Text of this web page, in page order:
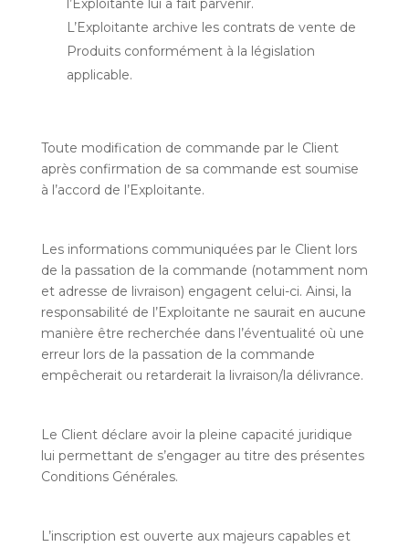
l’Exploitante lui a fait parvenir.
L’Exploitante archive les contrats de vente de
Produits conformément à la législation
applicable.
Toute modification de commande par le Client
après confirmation de sa commande est soumise
à l’accord de l’Exploitante.
Les informations communiquées par le Client lors
de la passation de la commande (notamment nom
et adresse de livraison) engagent celui-ci. Ainsi, la
responsabilité de l’Exploitante ne saurait en aucune
manière être recherchée dans l’éventualité où une
erreur lors de la passation de la commande
empêcherait ou retarderait la livraison/la délivrance.
Le Client déclare avoir la pleine capacité juridique
lui permettant de s’engager au titre des présentes
Conditions Générales.
L’inscription est ouverte aux majeurs capables et